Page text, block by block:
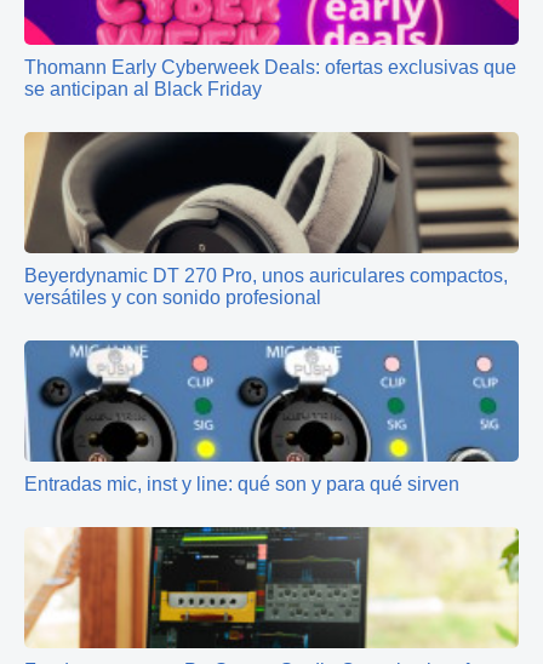
Thomann Early Cyberweek Deals: ofertas exclusivas que
se anticipan al Black Friday
Beyerdynamic DT 270 Pro, unos auriculares compactos,
versátiles y con sonido profesional
Entradas mic, inst y line: qué son y para qué sirven